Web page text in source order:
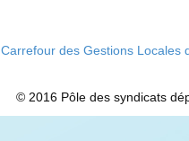
Carrefour des Gestions Locales
© 2016 Pôle des syndicats